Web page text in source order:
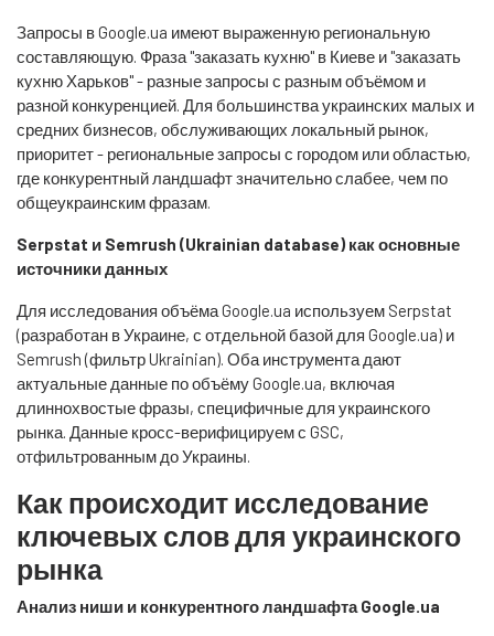
Запросы в Google.ua имеют выраженную региональную
составляющую. Фраза "заказать кухню" в Киеве и "заказать
кухню Харьков" - разные запросы с разным объёмом и
разной конкуренцией. Для большинства украинских малых и
средних бизнесов, обслуживающих локальный рынок,
приоритет - региональные запросы с городом или областью,
где конкурентный ландшафт значительно слабее, чем по
общеукраинским фразам.
Serpstat и Semrush (Ukrainian database) как основные
источники данных
Для исследования объёма Google.ua используем Serpstat
(разработан в Украине, с отдельной базой для Google.ua) и
Semrush (фильтр Ukrainian). Оба инструмента дают
актуальные данные по объёму Google.ua, включая
длиннохвостые фразы, специфичные для украинского
рынка. Данные кросс-верифицируем с GSC,
отфильтрованным до Украины.
Как происходит исследование
ключевых слов для украинского
рынка
Анализ ниши и конкурентного ландшафта Google.ua